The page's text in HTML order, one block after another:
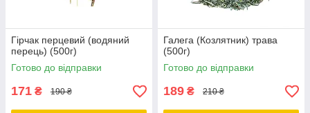
Гірчак перцевий (водяний
перець) (500г)
Готово до відправки
171 ₴ 190 ₴
Галега (Козлятник) трава
(500г)
Готово до відправки
189 ₴ 210 ₴